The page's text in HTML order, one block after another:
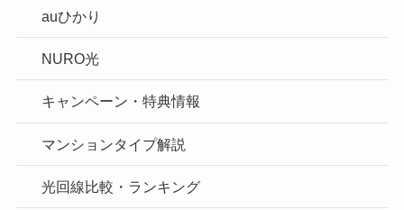
auひかり
NURO光
キャンペーン・特典情報
マンションタイプ解説
光回線比較・ランキング